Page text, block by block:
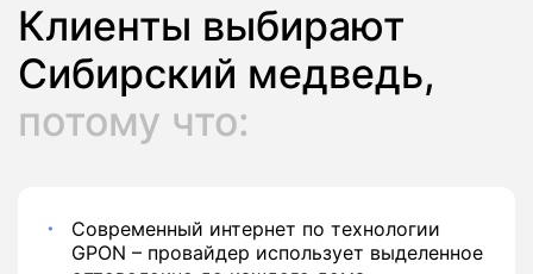
Клиенты выбирают
Сибирский медведь,
потому что:
Современный интернет по технологии
GPON – провайдер использует выделенное